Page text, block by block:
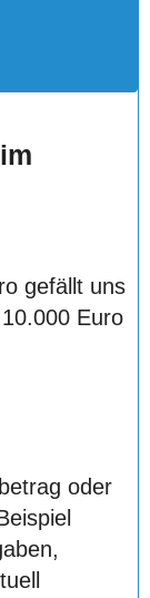
gefällt uns
Euro
oder